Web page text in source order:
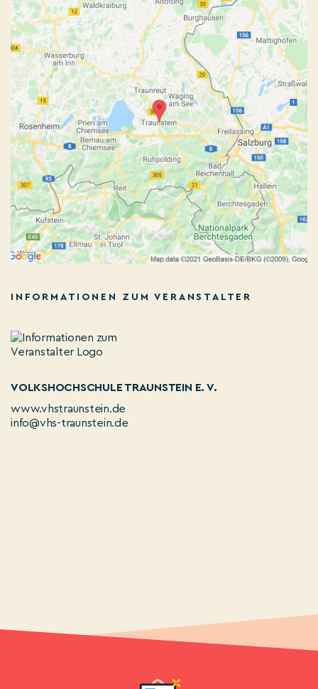
INFORMATIONEN ZUM VERANSTALTER
VOLKSHOCHSCHULE TRAUNSTEIN E. V.
www.vhstraunstein.de
info@vhs-traunstein.de